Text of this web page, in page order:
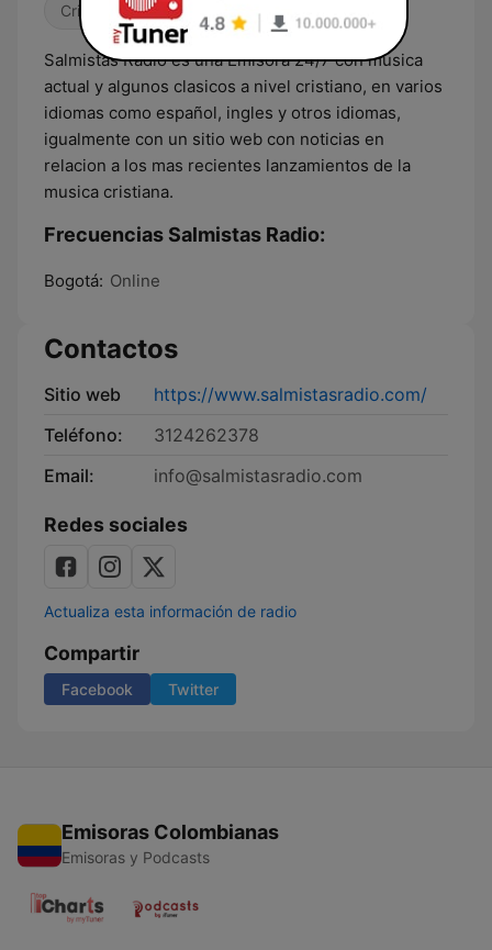
Cristiana Gospel Latino
Salmistas Radio es una Emisora 24/7 con musica
actual y algunos clasicos a nivel cristiano, en varios
idiomas como español, ingles y otros idiomas,
igualmente con un sitio web con noticias en
relacion a los mas recientes lanzamientos de la
musica cristiana.
Frecuencias Salmistas Radio:
Bogotá: Online
Contactos
Sitio web
https://www.salmistasradio.com/
Teléfono:
3124262378
Email:
info@salmistasradio.com
Redes sociales
Actualiza esta información de radio
Compartir
Facebook Twitter
Emisoras Colombianas
Emisoras y Podcasts